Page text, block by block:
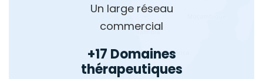
Un large réseau
commercial
+17 Domaines
thérapeutiques